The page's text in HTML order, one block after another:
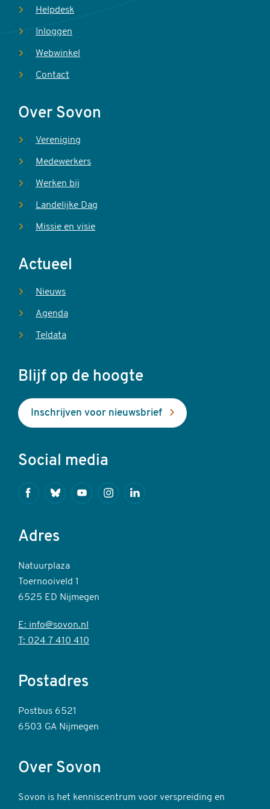
Helpdesk
Inloggen
Webwinkel
Contact
Over Sovon
Vereniging
Medewerkers
Werken bij
Landelijke Dag
Missie en visie
Actueel
Nieuws
Agenda
Teldata
Blijf op de hoogte
Inschrijven voor nieuwsbrief
Social media
FacebookBlueskyYoutubeInstagramLinkedin
Adres
Natuurplaza
Toernooiveld 1
6525 ED Nijmegen
E: info@sovon.nl
T: 024 7 410 410
Postadres
Postbus 6521
6503 GA Nijmegen
Over Sovon
Sovon is het kenniscentrum voor verspreiding en